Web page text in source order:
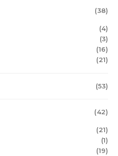
(38)
(4)
(3)
(16)
(21)
(53)
(42)
(21)
(1)
(19)